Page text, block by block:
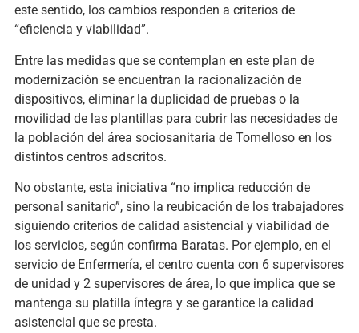
este sentido, los cambios responden a criterios de
“eficiencia y viabilidad”.
Entre las medidas que se contemplan en este plan de
modernización se encuentran la racionalización de
dispositivos, eliminar la duplicidad de pruebas o la
movilidad de las plantillas para cubrir las necesidades de
la población del área sociosanitaria de Tomelloso en los
distintos centros adscritos.
No obstante, esta iniciativa “no implica reducción de
personal sanitario”, sino la reubicación de los trabajadores
siguiendo criterios de calidad asistencial y viabilidad de
los servicios, según confirma Baratas. Por ejemplo, en el
servicio de Enfermería, el centro cuenta con 6 supervisores
de unidad y 2 supervisores de área, lo que implica que se
mantenga su platilla íntegra y se garantice la calidad
asistencial que se presta.